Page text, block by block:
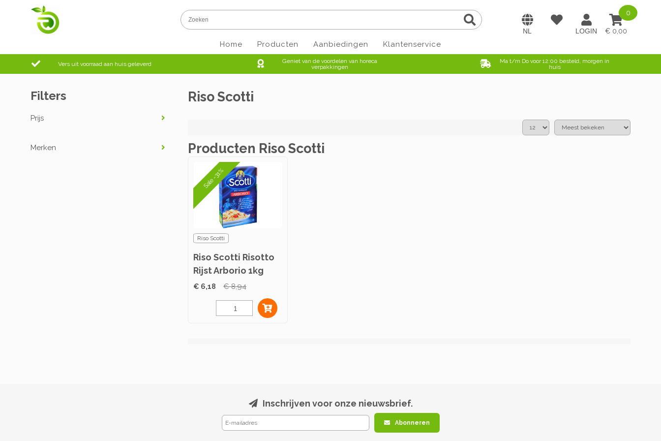
0,00
0
Home Producten Aanbiedingen Klantenservice
Vers uit voorraad aan huis geleverd
Geniet van de voordelen van horeca
verpakkingen
Ma t/m Do voor 12:00 besteld, morgen in
huis
Riso Scotti
Producten Riso Scotti
Sale -31%
Riso Scotti
Riso Scotti Risotto
Rijst Arborio 1kg
€ 6,18 € 8,94
Filters
Prijs
Merken
Inschrijven voor onze nieuwsbrief.
Abonneren